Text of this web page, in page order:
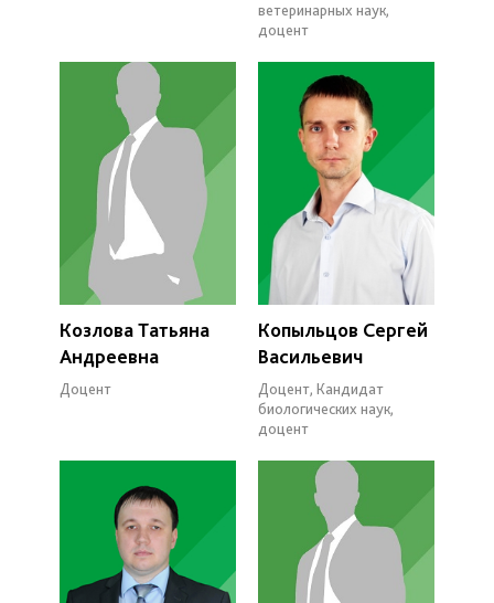
ветеринарных наук,
доцент
Козлова Татьяна
Андреевна
Доцент
Копыльцов Сергей
Васильевич
Доцент, Кандидат
биологических наук,
доцент